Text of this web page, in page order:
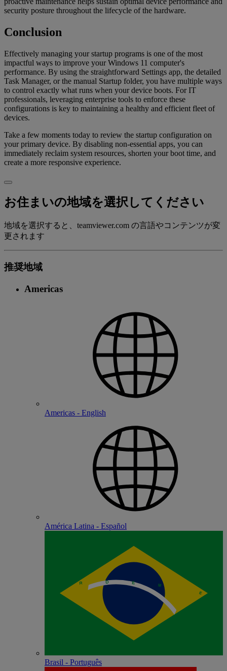
security posture throughout the lifecycle of the hardware.
Conclusion
Effectively managing your startup programs is one of the most
impactful ways to improve your Windows 11 computer's
performance. By using the straightforward Settings app, the detailed
Task Manager, or the manual Startup folder, you have multiple ways
to control exactly what runs when your device boots. For IT
professionals, leveraging enterprise tools to enforce these
configurations is key to maintaining a healthy and efficient fleet of
devices.
Take a few moments today to review the startup configuration on
your primary device. By disabling non-essential apps, you can
immediately reclaim system resources, shorten your boot time, and
create a more responsive experience.
お住まいの地域を選択してください
地域を選択すると、teamviewer.com の言語やコンテンツが変
更されます
推奨地域
Americas
Americas - English
América Latina - Español
Brasil - Português